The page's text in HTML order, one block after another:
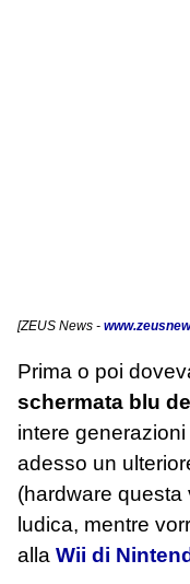
[ZEUS News -
Prima o poi
schermata blu
intere
adesso un
(hardware questa
ludica, mentre
alla Wii di